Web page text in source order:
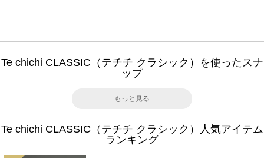
Te chichi CLASSIC（テチチ クラシック）を使ったスナ
ップ
もっと見る
Te chichi CLASSIC（テチチ クラシック）人気アイテム
ランキング